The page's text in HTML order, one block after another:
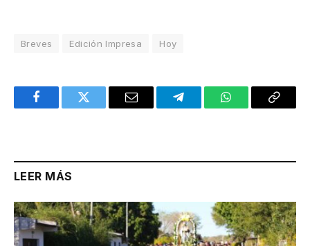
Breves Edición Impresa Hoy
FacebookTwitter Email TelegramWhatsAppCopy
LEER MÁS